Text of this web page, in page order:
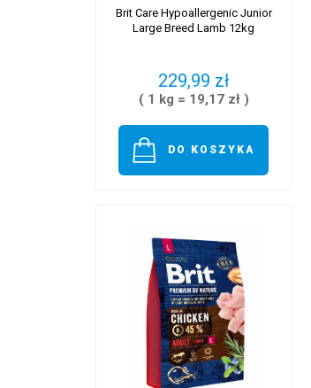
Brit Care Hypoallergenic Junior
Large Breed Lamb 12kg
229,99 zł
( 1 kg = 19,17 zł )
DO KOSZYKA